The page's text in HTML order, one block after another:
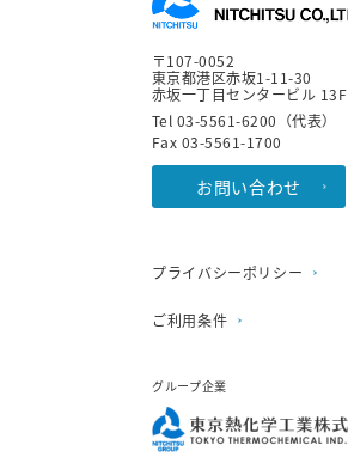
〒107-0052
東京都港区赤坂1-11-30
赤坂一丁目センタービル 13F
Tel 03-5561-6200（代表）
Fax 03-5561-1700
お問い合わせ
プライバシーポリシー
ご利用条件
グループ企業